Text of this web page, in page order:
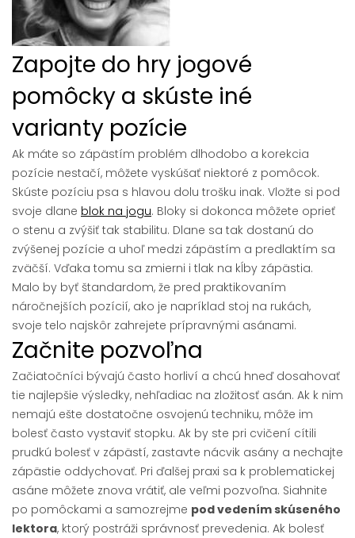
Zapojte do hry jogové
pomôcky a skúste iné
varianty pozície
Ak máte so zápästím problém dlhodobo a korekcia
pozície nestačí, môžete vyskúšať niektoré z pomôcok.
Skúste pozíciu psa s hlavou dolu trošku inak. Vložte si pod
svoje dlane blok na jogu. Bloky si dokonca môžete oprieť
o stenu a zvýšiť tak stabilitu. Dlane sa tak dostanú do
zvýšenej pozície a uhoľ medzi zápästím a predlaktím sa
zväčší. Vďaka tomu sa zmierni i tlak na kĺby zápästia.
Malo by byť štandardom, že pred praktikovaním
náročnejších pozícií, ako je napríklad stoj na rukách,
svoje telo najskôr zahrejete prípravnými asánami.
Začnite pozvoľna
Začiatočníci bývajú často horliví a chcú hneď dosahovať
tie najlepšie výsledky, nehľadiac na zložitosť asán. Ak k nim
nemajú ešte dostatočne osvojenú techniku, môže im
bolesť často vystaviť stopku. Ak by ste pri cvičení cítili
prudkú bolesť v zápästí, zastavte nácvik asány a nechajte
zápästie oddychovať. Pri ďalšej praxi sa k problematickej
asáne môžete znova vrátiť, ale veľmi pozvoľna. Siahnite
po pomôckami a samozrejme pod vedením skúseného
lektora, ktorý postráži správnosť prevedenia. Ak bolesť